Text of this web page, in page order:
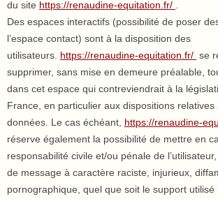
du site https://renaudine-equitation.fr/
Des espaces interactifs (possibilité de poser
l’espace contact) sont à la disposition des
utilisateurs. https://renaudine-equitation.fr/ se
supprimer, sans mise en demeure préalable,
dans cet espace qui contreviendrait à la
France, en particulier aux dispositions
données. Le cas échéant, https://renaudine-
réserve également la possibilité de mettre en
responsabilité civile et/ou pénale de
de message à caractère raciste, injurieux,
pornographique, quel que soit le support utilisé